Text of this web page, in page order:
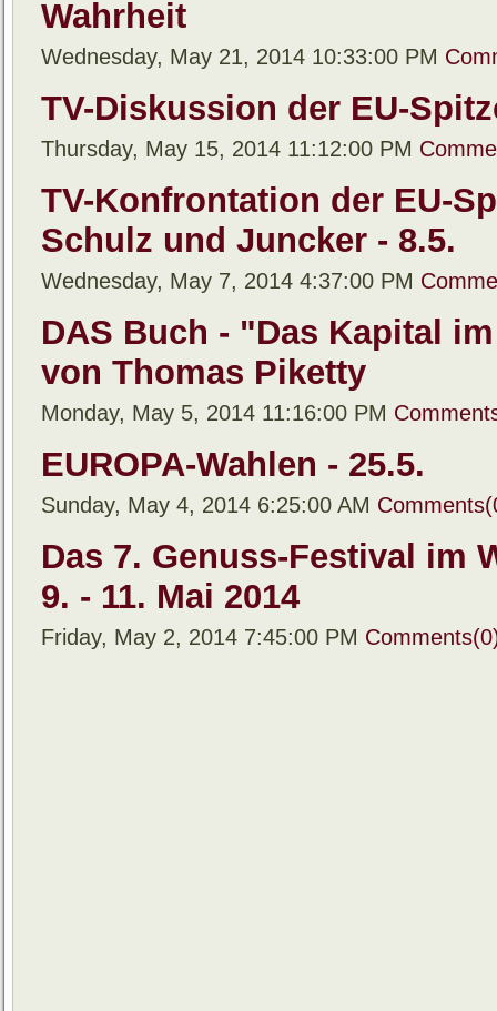
Wahrheit
Wednesday, May 21, 2014 10:33:00 PM
TV-Diskussion der EU-
Thursday, May 15, 2014 11:12:00 PM
TV-Konfrontation der EU-
Schulz und Juncker - 8.5.
Wednesday, May 7, 2014 4:37:00 PM
DAS Buch - "Das Kapital
von Thomas Piketty
Monday, May 5, 2014 11:16:00 PM
EUROPA-Wahlen - 25.5.
Sunday, May 4, 2014 6:25:00 AM
Das 7. Genuss-Festival im
9. - 11. Mai 2014
Friday, May 2, 2014 7:45:00 PM